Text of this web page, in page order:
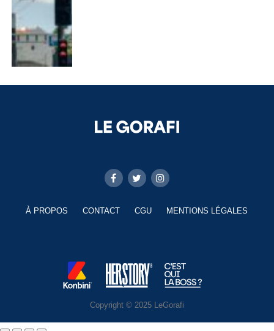
À PROPOS CONTACT CGU MENTIONS LÉGALES
Copyright © 2025 LeGorafi